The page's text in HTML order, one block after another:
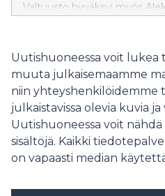
Valtuusto hyväksyi myös
Uutishuoneessa voit lukea
muuta julkaisemaamme
niin yhteyshenkilöidemme
julkaistavissa olevia kuvia ja
Uutishuoneessa voit nähdä
sisältöjä. Kaikki
on vapaasti median